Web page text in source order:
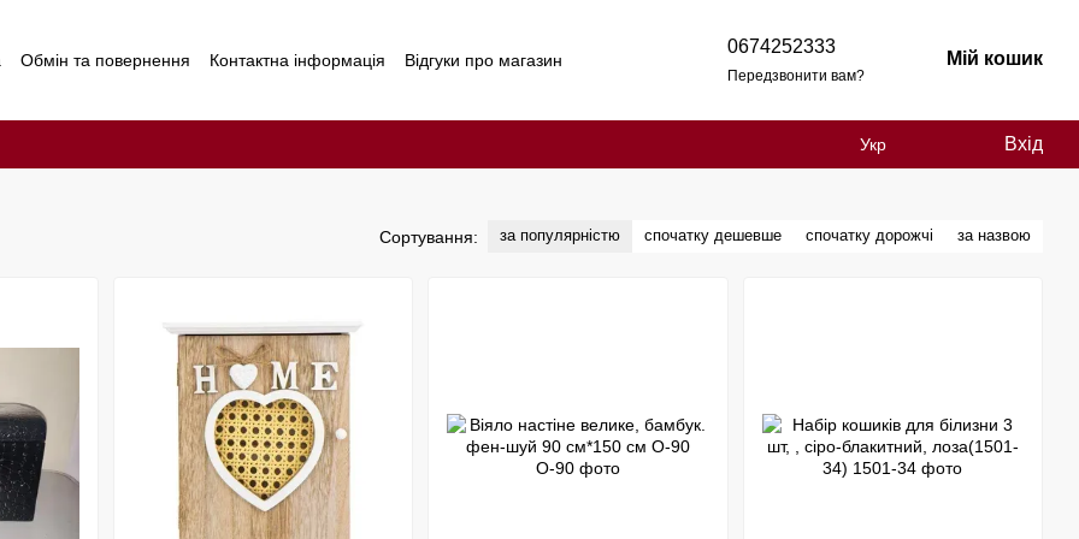
Обмін та повернення Контактна інформація Відгуки про магазин
0674252333
Передзвонити вам?
Мій кошик
Укр Вхід
Сортування: за популярністю спочатку дешевше спочатку дорожчі за назвою